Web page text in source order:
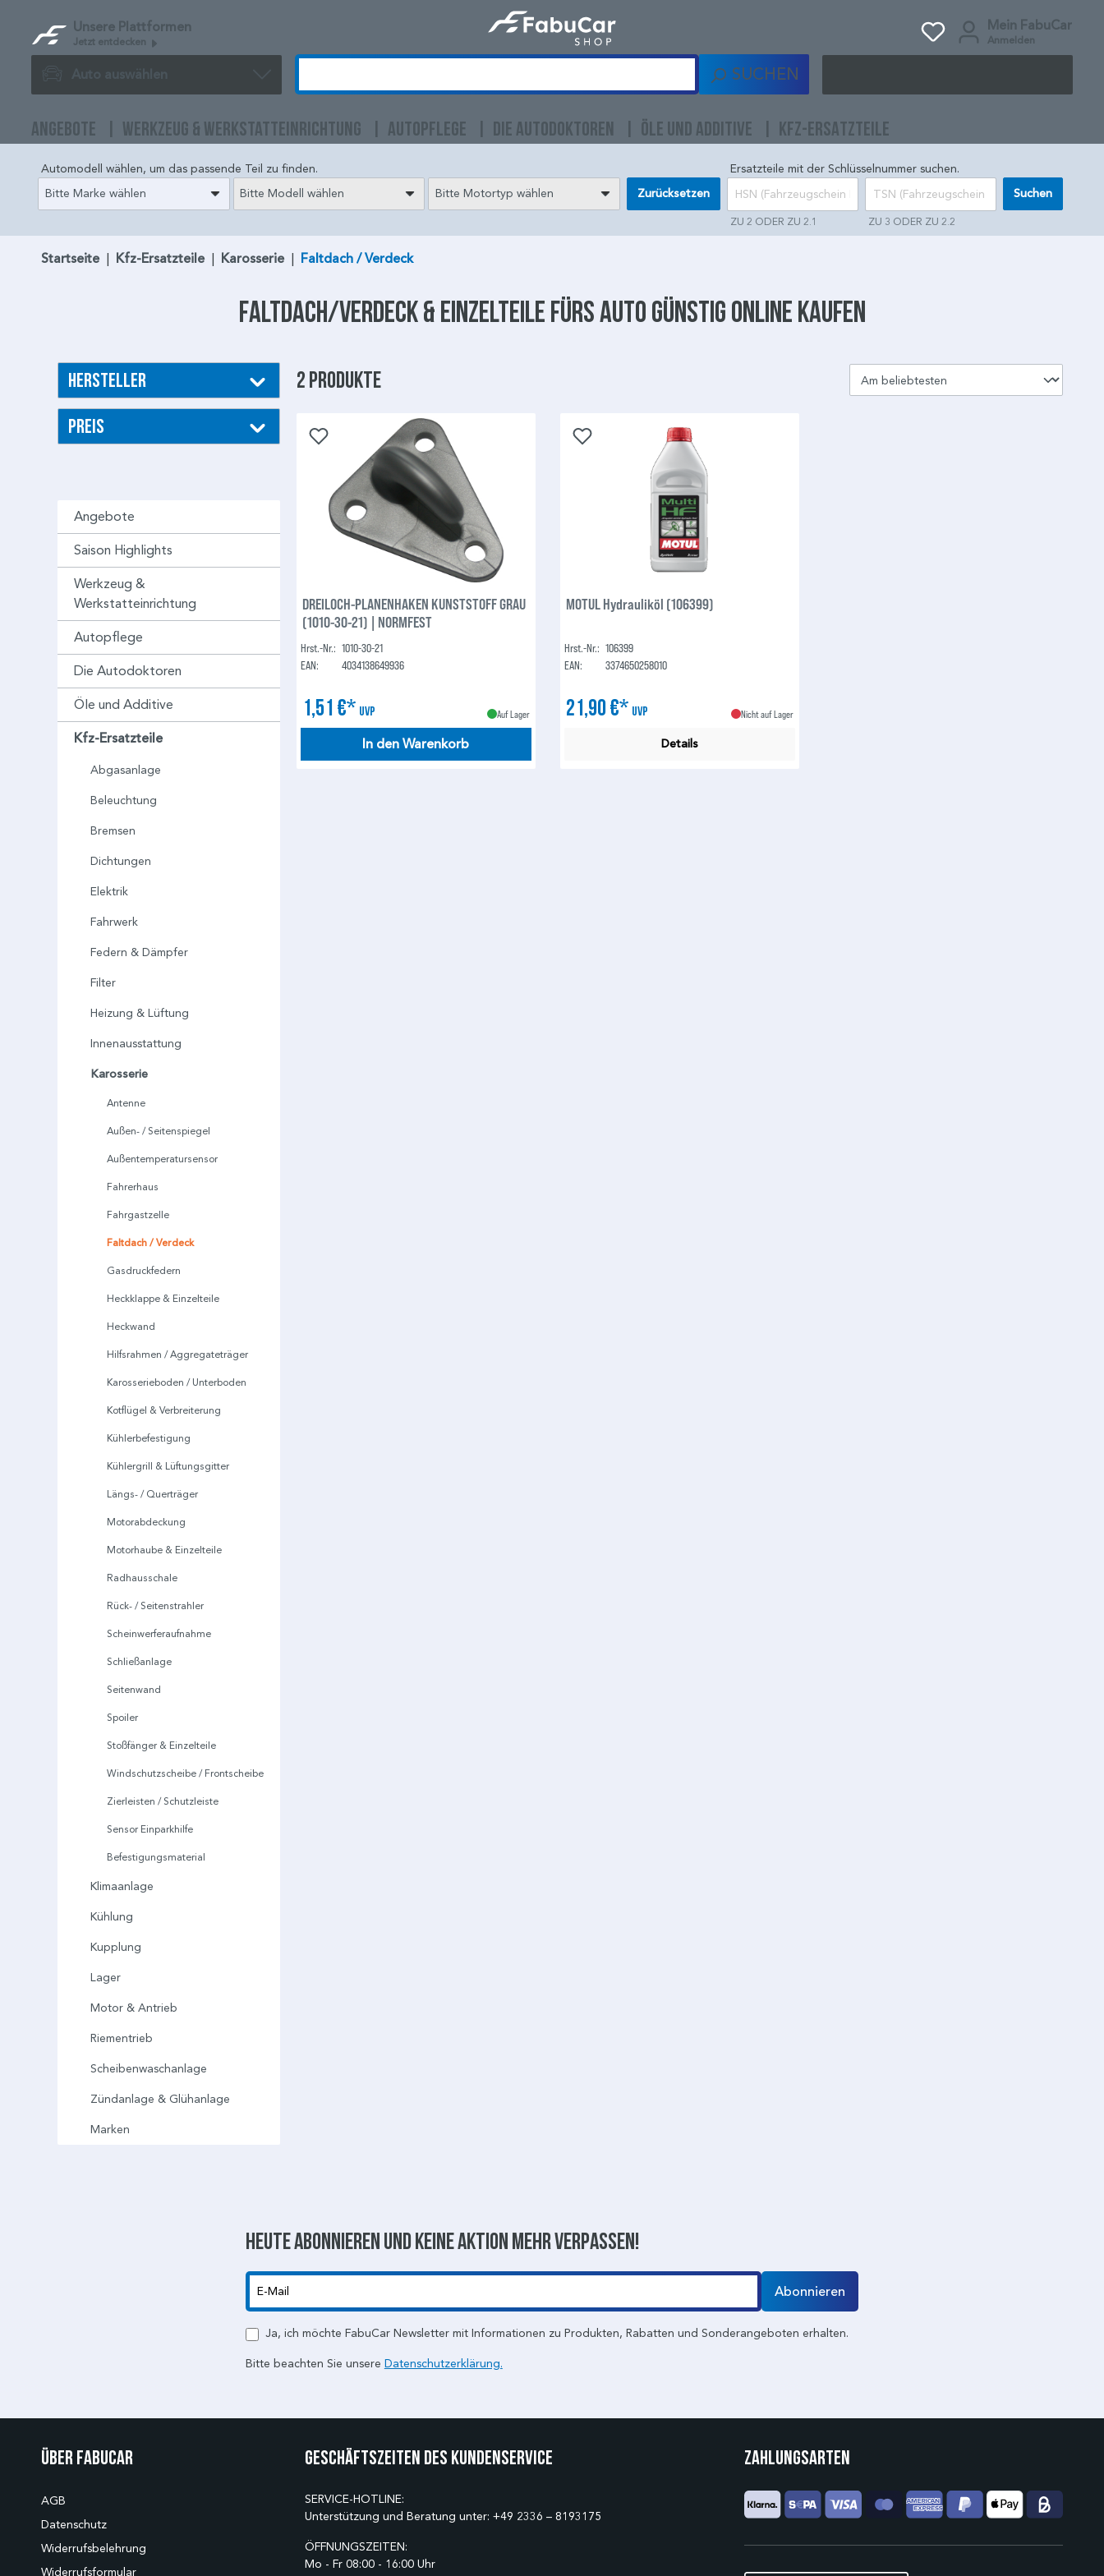
Unsere Plattformen
Jetzt entdecken
Mein FabuCar
Anmelden
Auto auswählen SUCHEN
ANGEBOTE WERKZEUG & WERKSTATTEINRICHTUNG AUTOPFLEGE DIE AUTODOKTOREN ÖLE UND ADDITIVE KFZ-ERSATZTEILE
Automodell wählen, um das passende Teil zu finden.
Bitte Marke wählen
Bitte Modell wählen Bitte Motortyp wählen Zurücksetzen
Ersatzteile mit der Schlüsselnummer suchen.
ZU 2 ODER ZU 2.1 ZU 3 ODER ZU 2.2
Suchen
Startseite Kfz-Ersatzteile Karosserie Faltdach / Verdeck
Faltdach/Verdeck& Einzelteile fürs Auto günstig online kaufen
Hersteller
Preis
Angebote
Saison Highlights
Werkzeug &
Werkstatteinrichtung
Autopflege
Die Autodoktoren
Öle und Additive
Kfz-Ersatzteile
Abgasanlage
Beleuchtung
Bremsen
Dichtungen
Elektrik
Fahrwerk
Federn & Dämpfer
Filter
Heizung & Lüftung
Innenausstattung
Karosserie
Antenne
Außen- / Seitenspiegel
Außentemperatursensor
Fahrerhaus
Fahrgastzelle
Faltdach / Verdeck
Gasdruckfedern
Heckklappe & Einzelteile
Heckwand
Hilfsrahmen / Aggregateträger
Karosserieboden / Unterboden
Kotflügel & Verbreiterung
Kühlerbefestigung
Kühlergrill & Lüftungsgitter
Längs- / Querträger
Motorabdeckung
Motorhaube & Einzelteile
Radhausschale
Rück- / Seitenstrahler
Scheinwerferaufnahme
Schließanlage
Seitenwand
Spoiler
Stoßfänger & Einzelteile
Windschutzscheibe / Frontscheibe
Zierleisten / Schutzleiste
Sensor Einparkhilfe
Befestigungsmaterial
Klimaanlage
Kühlung
Kupplung
Lager
Motor & Antrieb
Riementrieb
Scheibenwaschanlage
Zündanlage & Glühanlage
Marken
2 Produkte
DREILOCH-PLANENHAKEN KUNSTSTOFF GRAU
(1010-30-21) | NORMFEST
Hrst.-Nr.: 1010-30-21
EAN:
4034138649936
1,51 €* UVP Auf Lager
In den Warenkorb
MOTUL Hydrauliköl (106399)
Hrst.-Nr.: 106399
EAN:
3374650258010
21,90 €* UVP Nicht auf Lager
Details
Heute abonnieren und keine aktion mehr verpassen!
Abonnieren
Ja, ich möchte FabuCar Newsletter mit Informationen zu Produkten, Rabatten und Sonderangeboten erhalten.
Bitte beachten Sie unsere Datenschutzerklärung.
Über Fabucar
AGB
Datenschutz
Widerrufsbelehrung
Widerrufsformular
Geschäftszeiten des Kundenservice
SERVICE-HOTLINE:
Unterstützung und Beratung unter: +49 2336 – 8193175
ÖFFNUNGSZEITEN:
Mo - Fr 08:00 - 16:00 Uhr
Zahlungsarten